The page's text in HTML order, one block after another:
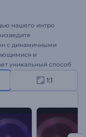
нашего интро
с динамичными
и
уникальный способ
шаблон не
напишите слоган и
музыкальной
влиятельных
для захватывающей
1:1